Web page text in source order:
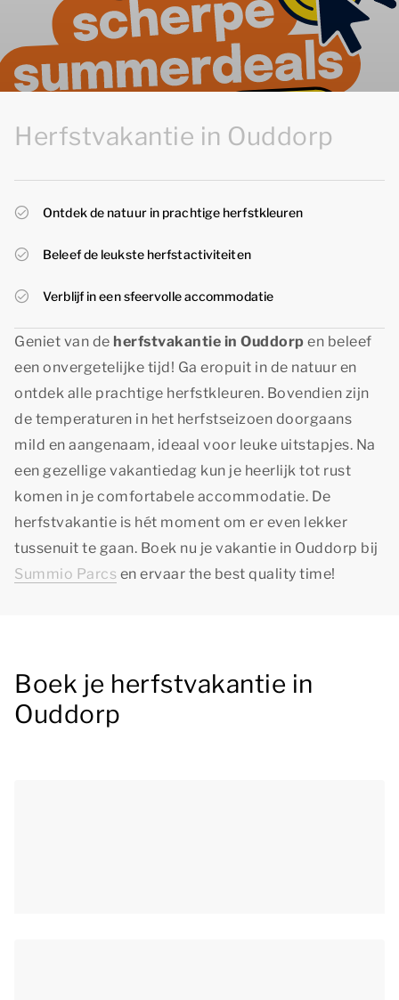
Herfstvakantie in Ouddorp
Ontdek de natuur in prachtige herfstkleuren
Beleef de leukste herfstactiviteiten
Verblijf in een sfeervolle accommodatie
Geniet van de herfstvakantie in Ouddorp en beleef
een onvergetelijke tijd! Ga eropuit in de natuur en
ontdek alle prachtige herfstkleuren. Bovendien zijn
de temperaturen in het herfstseizoen doorgaans
mild en aangenaam, ideaal voor leuke uitstapjes. Na
een gezellige vakantiedag kun je heerlijk tot rust
komen in je comfortabele accommodatie. De
herfstvakantie is hét moment om er even lekker
tussenuit te gaan. Boek nu je vakantie in Ouddorp bij
Summio Parcs en ervaar the best quality time!
Boek je herfstvakantie in
Ouddorp